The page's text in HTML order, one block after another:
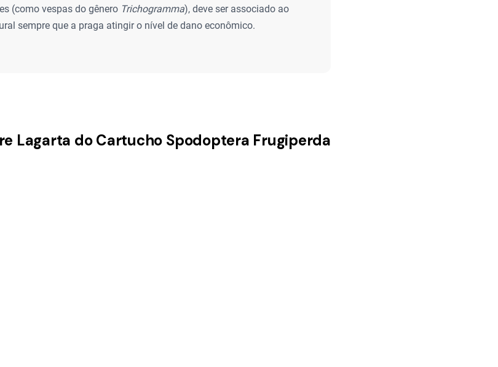
(como vespas do gênero Trichogramma), deve ser associado ao
sempre que a praga atingir o nível de dano econômico.
Lagarta do Cartucho Spodoptera Frugiperda